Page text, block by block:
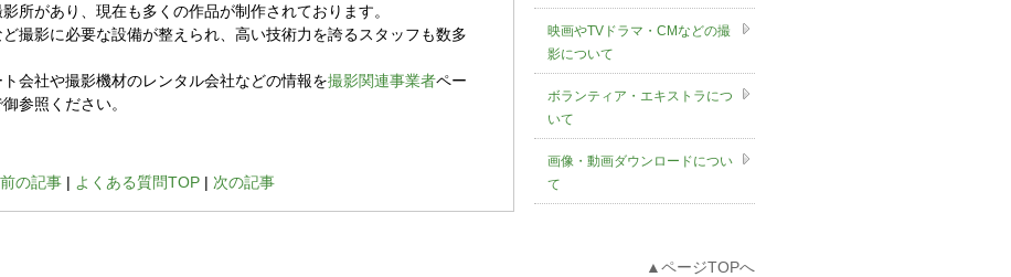
所があり、現在も多くの作品が制作されております。
撮影に必要な設備が整えられ、高い技術力を誇るスタッフも数多
会社や撮影機材のレンタル会社などの情報を撮影関連事業者ペー
参照ください。
前の記事 | よくある質問TOP | 次の記事
映画やTVドラマ・CMなどの撮
影について
ボランティア・エキストラにつ
いて
画像・動画ダウンロードについ
て
▲ページTOPへ